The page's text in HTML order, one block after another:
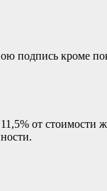
подпись кроме
от стоимости